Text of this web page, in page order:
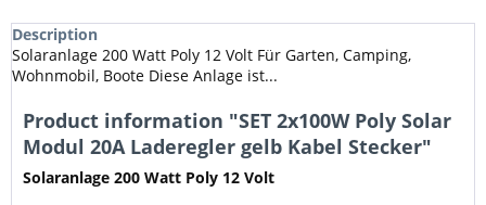
Description
Solaranlage 200 Watt Poly 12 Volt Für Garten, Camping,
Wohnmobil, Boote Diese Anlage ist...
Product information "SET 2x100W Poly Solar
Modul 20A Laderegler gelb Kabel Stecker"
Solaranlage 200 Watt Poly 12 Volt